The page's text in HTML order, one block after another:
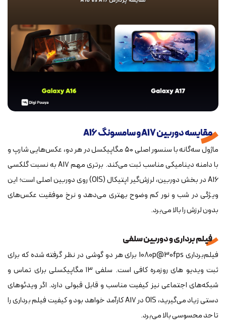
مقایسه دوربین A17 و سامسونگ A16
ماژول سه‌گانه با سنسور اصلی ۵۰ مگاپیکسل در هر دو، عکس‌هایی شارپ و
با دامنه دینامیکی مناسب ثبت می‌کند. برتری مهم A17 به نسبت گلکسی
A16 در بخش دوربین، لرزش‌گیر اپتیکال (OIS) روی دوربین اصلی است؛ این
ویژگی در شب و نور کم وضوح بهتری می‌دهد و نرخ موفقیت عکس‌های
بدون لرزش را بالا می‌برد.
فیلم برداری و دوربین سلفی
فیلم‌برداری 1080p@30fps برای هر دو گوشی در نظر گرفته شده که برای
ثبت ویدیو های روزمره کافی است. سلفی ۱۳ مگاپیکسلی برای تماس و
شبکه‌های اجتماعی نیز کیفیت مناسب و قابل قبولی دارد. اگر ویدئوهای
دستی زیاد می‌گیرید، OIS در A17 کارآمد خواهد بود و کیفیت فیلم برداری را
تا حد محسوسی بالا می‌برد.